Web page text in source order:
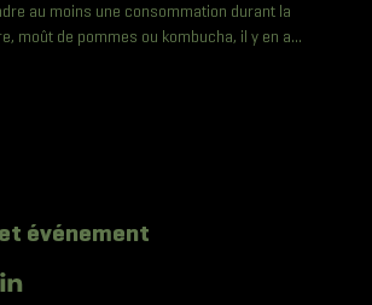
au moins une consommation durant la
moût de pommes ou kombucha, il y en a…
événement